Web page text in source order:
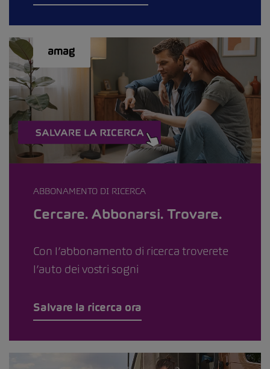
ABBONAMENTO DI RICERCA
Cercare. Abbonarsi. Trovare.
Con l’abbonamento di ricerca troverete
l’auto dei vostri sogni
Salvare la ricerca ora